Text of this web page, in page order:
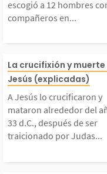
hombres
en
debía
escogió a 12 hombres
compañeros en...
Jesús lo
y mataron
año 33
de ser
La crucifixión y muerte
Jesús (explicadas)
A Jesús lo crucificaron y
mataron alrededor del
33 d.C., después de ser
traicionado por Judas...